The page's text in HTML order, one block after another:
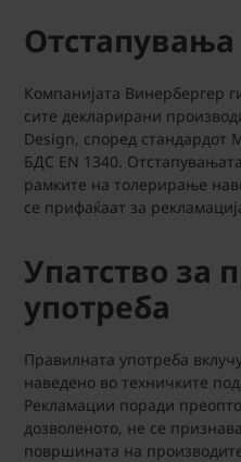
Компанијата Винербергер
сите декларирани
Design, според стандардот
БДС EN 1340.
рамките на толерирање
се прифаќаат за
Упатство за
употреба
Правилната употреба
наведено во техничките
Рекламации поради
дозволеното, не се
површината на